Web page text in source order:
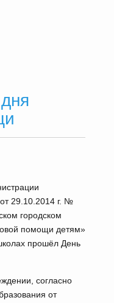
от 29.10.2014 г. №
городском
помощи детям»
прошёл День
согласно
от